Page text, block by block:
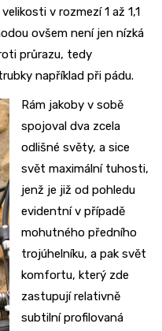
v rozmezí 1 až 1,1
ovšem není jen nízká
průrazu, tedy
například při pádu.
Rám jakoby v sobě
spojoval dva zcela
odlišné světy, a sice
svět maximální tuhosti,
jenž je již od pohledu
evidentní v případě
mohutného předního
trojúhelníku, a pak svět
komfortu, který zde
zastupují relativně
subtilní profilovaná